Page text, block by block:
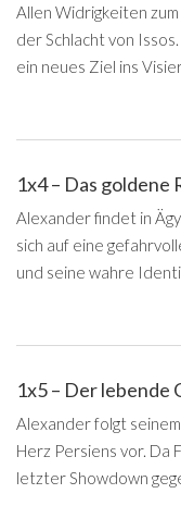
Allen Widrigkeiten
der Schlacht von
ein neues Ziel ins
1x4 – Das goldene
Alexander findet in
sich auf eine
und seine wahre
1x5 – Der lebende
Alexander folgt
Herz Persiens vor. Da
letzter Showdown